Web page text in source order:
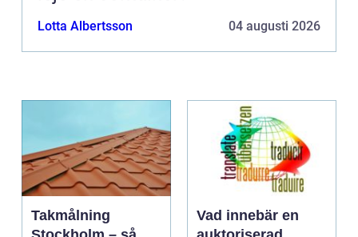
Lotta Albertsson 04 augusti 2026
Takmålning
Vad innebär en